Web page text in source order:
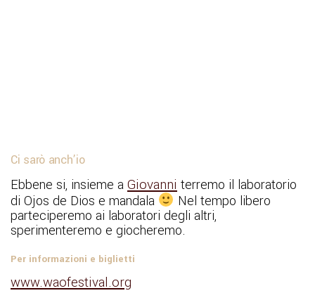
Ci sarò anch’io
Ebbene si, insieme aGiovanni terremo il laboratorio
di Ojos de Dios e mandala
Nel tempo libero
parteciperemo ai laboratori degli altri,
sperimenteremo e giocheremo.
Per informazioni e biglietti
www.waofestival.org